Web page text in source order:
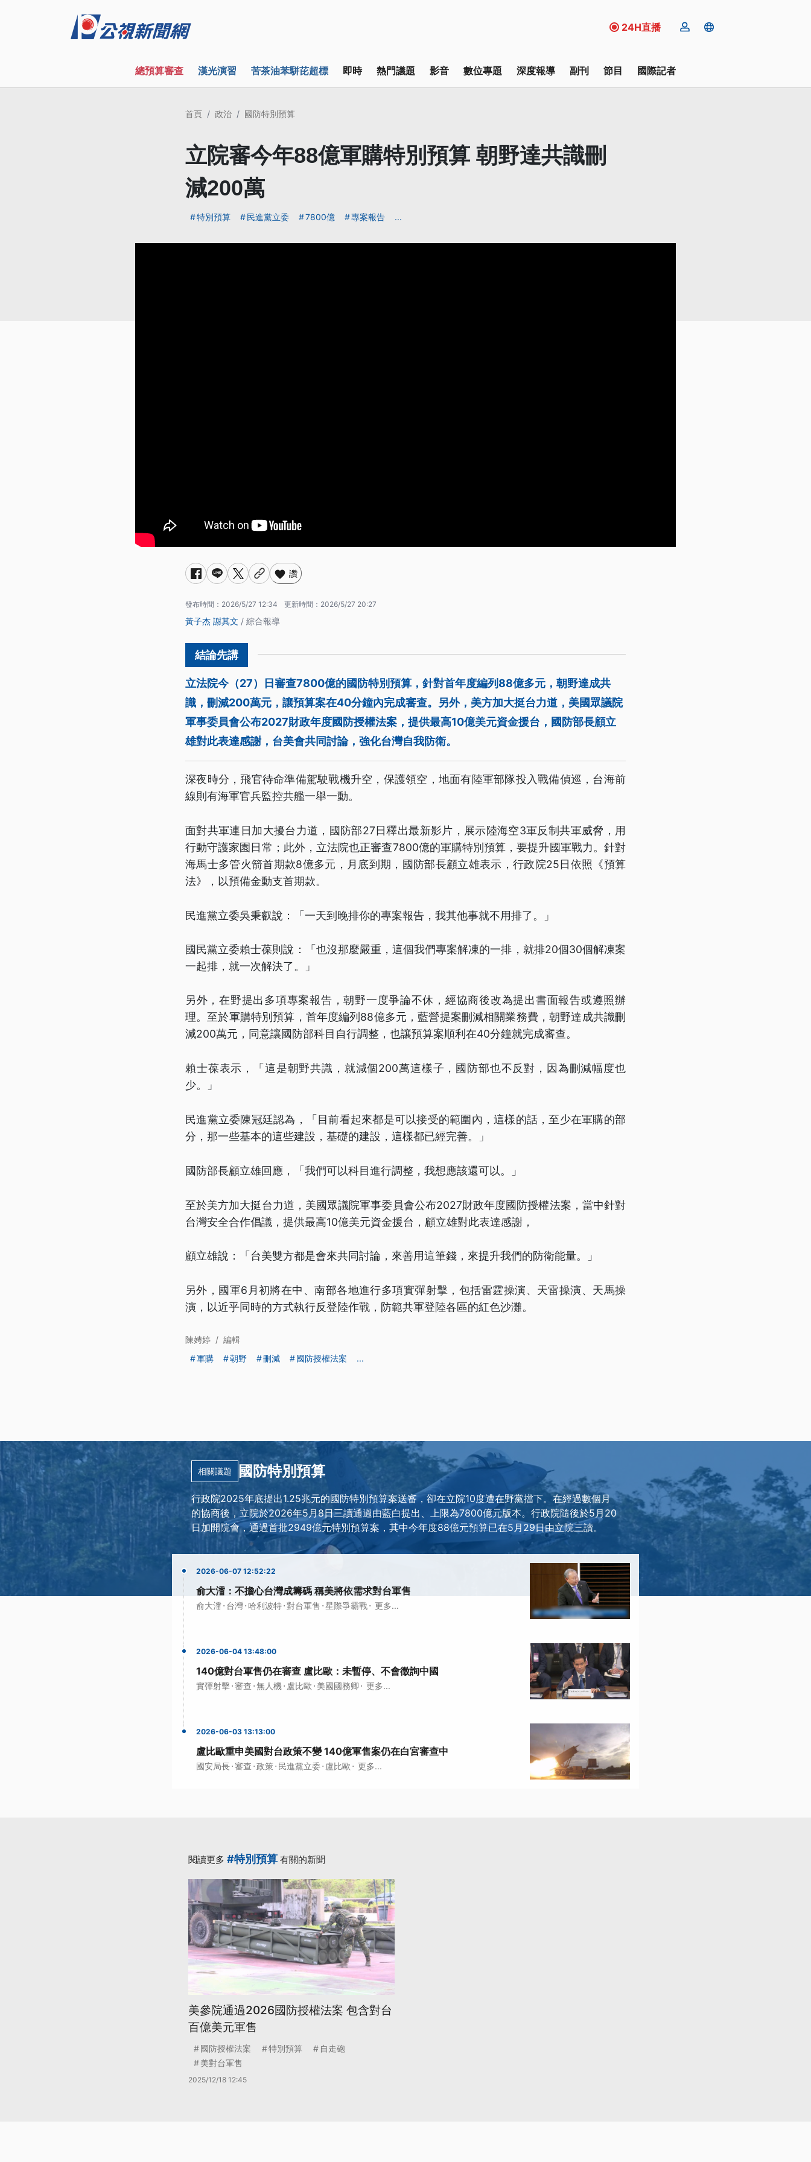
24H直播
總預算審查 漢光演習 苦茶油苯駢芘超標 即時 熱門議題 影音 數位專題 深度報導 副刊 節目 國際記者
首頁 政治 國防特別預算
立院審今年88億軍購特別預算 朝野達共識刪
減200萬
特別預算 民進黨立委 7800億 專案報告 ...
讚
發布時間： 2026/5/27 12:34 更新時間： 2026/5/27 20:27
黃子杰 謝其文 / 綜合報導
立法院今（27）日審查7800億的國防特別預算，針對首年度編列88億多元，朝野達成共
識，刪減200萬元，讓預算案在40分鐘內完成審查。另外，美方加大挺台力道，美國眾議院
軍事委員會公布2027財政年度國防授權法案，提供最高10億美元資金援台，國防部長顧立
雄對此表達感謝，台美會共同討論，強化台灣自我防衛。
深夜時分，飛官待命準備駕駛戰機升空，保護領空，地面有陸軍部隊投入戰備偵巡，台海前
線則有海軍官兵監控共艦一舉一動。
面對共軍連日加大擾台力道，國防部27日釋出最新影片，展示陸海空3軍反制共軍威脅，用
行動守護家園日常；此外，立法院也正審查7800億的軍購特別預算，要提升國軍戰力。針對
海馬士多管火箭首期款8億多元，月底到期，國防部長顧立雄表示，行政院25日依照《預算
法》，以預備金動支首期款。
民進黨立委吳秉叡說：「一天到晚排你的專案報告，我其他事就不用排了。」
國民黨立委賴士葆則說：「也沒那麼嚴重，這個我們專案解凍的一排，就排20個30個解凍案
一起排，就一次解決了。」
另外，在野提出多項專案報告，朝野一度爭論不休，經協商後改為提出書面報告或遵照辦
理。至於軍購特別預算，首年度編列88億多元，藍營提案刪減相關業務費，朝野達成共識刪
減200萬元，同意讓國防部科目自行調整，也讓預算案順利在40分鐘就完成審查。
賴士葆表示，「這是朝野共識，就減個200萬這樣子，國防部也不反對，因為刪減幅度也
少。」
民進黨立委陳冠廷認為，「目前看起來都是可以接受的範圍內，這樣的話，至少在軍購的部
分，那一些基本的這些建設，基礎的建設，這樣都已經完善。」
國防部長顧立雄回應，「我們可以科目進行調整，我想應該還可以。」
至於美方加大挺台力道，美國眾議院軍事委員會公布2027財政年度國防授權法案，當中針對
台灣安全合作倡議，提供最高10億美元資金援台，顧立雄對此表達感謝，
顧立雄說：「台美雙方都是會來共同討論，來善用這筆錢，來提升我們的防衛能量。」
另外，國軍6月初將在中、南部各地進行多項實彈射擊，包括雷霆操演、天雷操演、天馬操
演，以近乎同時的方式執行反登陸作戰，防範共軍登陸各區的紅色沙灘。
陳娉婷 / 編輯
軍購
朝野 刪減 國防授權法案 ...
相關議題 國防特別預算
行政院2025年底提出1.25兆元的國防特別預算案送審，卻在立院10度遭在野黨擋下。在經過數個月
的協商後，立院於2026年5月8日三讀通過由藍白提出、上限為7800億元版本。行政院隨後於5月20
日加開院會，通過首批2949億元特別預算案，其中今年度88億元預算已在5月29日由立院三讀。
2026-06-07 12:52:22
俞大㵢：不擔心台灣成籌碼 稱美將依需求對台軍售
俞大㵢· 台灣· 哈利波特·對台軍售 ·星際爭霸戰· 更多...
2026-06-04 13:48:00
140億對台軍售仍在審查 盧比歐：未暫停、不會徵詢中國
實彈射擊 · 審查 ·無人機 · 盧比歐 · 美國國務卿 · 更多...
2026-06-03 13:13:00
盧比歐重申美國對台政策不變 140億軍售案仍在白宮審查中
國安局長· 審查 ·政策 · 民進黨立委· 盧比歐 · 更多...
閱讀更多 #特別預算 有關的新聞
美參院通過2026國防授權法案 包含對台
百億美元軍售
國防授權法案 特別預算
自走砲
美對台軍售
2025/12/18 12:45